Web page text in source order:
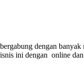
dengan
ini dengan online